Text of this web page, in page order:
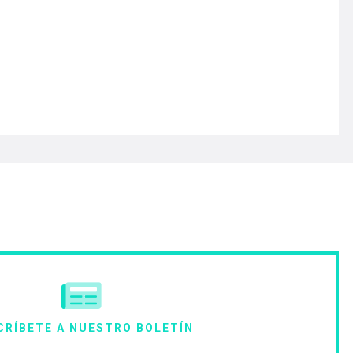
A NUESTRO BOLETÍN